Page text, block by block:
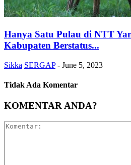
Hanya Satu Pulau di NTT
Kabupaten Berstatus...
Sikka SERGAP - June 5, 2023
Tidak Ada Komentar
KOMENTAR ANDA?